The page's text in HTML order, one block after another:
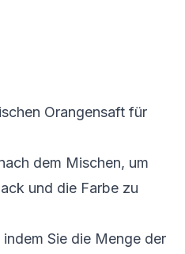
Orangensaft für
dem Mischen, um
und die Farbe zu
Sie die Menge der